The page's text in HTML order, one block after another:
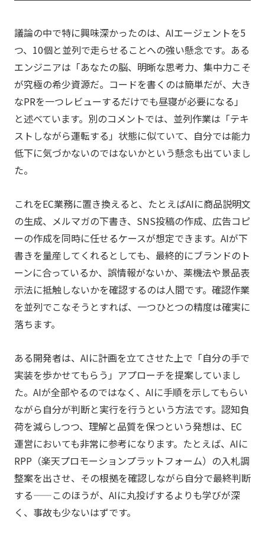
議論の中で特に興味深かったのは、AIエージェントを5
つ、10個と並列で走らせることへの強い懸念です。ある
エンジニアは「あなたの脳、明晰な思考力、集中力こそ
が究極の希少資源だ。コードを書くのは簡単だが、大き
なPRを一つレビューするだけでも昼寝が必要になる」
と述べています。別のコメントでは、並列作業は「テキ
ストしながら運転する」状態に似ていて、自分では能力
低下に気づかないのではないかという懸念も出ていまし
た。
これをEC業務に置き換えると、たとえばAIに商品説明文
の生成、メルマガの下書き、SNS投稿の作成、広告コピ
ーの作成を同時に任せるケースが想定できます。AIが下
書きを量産してくれるとしても、最終的にブランドのト
ーンに合っているか、誤情報がないか、薬機法や景品表
示法に抵触しないかを確認するのは人間です。確認作業
を並列でこなそうとすれば、一つひとつの精度は確実に
落ちます。
ある開発者は、AIに計画を立てさせた上で「自分の手で
実装を歩かせてもらう」アプローチを提案していまし
た。AIが全部やるのではなく、AIに手順を示してもらい
ながら自分が判断と実行を行うという方法です。認知負
荷を減らしつつ、理解と品質を保つという発想は、EC
運営においても非常に参考になります。たとえば、AIに
RPP（楽天プロモーションプラットフォーム）の入札調
整案を出させ、その根拠を確認しながら自分で最終判断
する——このほうが、AIに丸投げするよりも学びが深
く、事故も少ないはずです。